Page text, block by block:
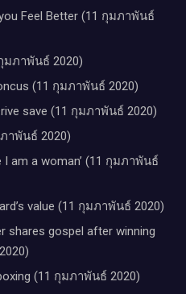
Feel Better (11 กุมภาพันธ์
มภาพันธ์ 2020)
(11 กุมภาพันธ์ 2020)
save (11 กุมภาพันธ์ 2020)
าพันธ์ 2020)
I am a woman’ (11 กุมภาพันธ์
value (11 กุมภาพันธ์ 2020)
shares gospel after winning
(11 กุมภาพันธ์ 2020)